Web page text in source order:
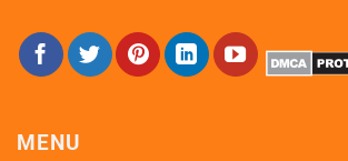
MENU